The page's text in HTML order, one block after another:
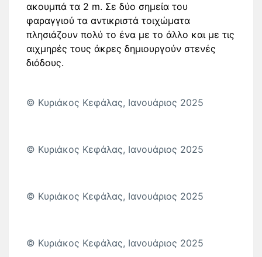
ακουμπά τα 2 m. Σε δύο σημεία του
φαραγγιού τα αντικριστά τοιχώματα
πλησιάζουν πολύ το ένα με το άλλο και με τις
αιχμηρές τους άκρες δημιουργούν στενές
διόδους.
© Κυριάκος Κεφάλας, Ιανουάριος 2025
© Κυριάκος Κεφάλας, Ιανουάριος 2025
© Κυριάκος Κεφάλας, Ιανουάριος 2025
© Κυριάκος Κεφάλας, Ιανουάριος 2025